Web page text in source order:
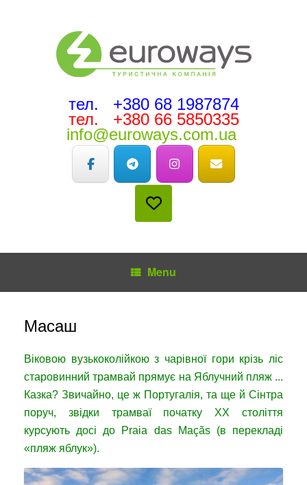
тел. +380 68 1987874
тел. +380 66 5850335
info@euroways.com.ua
Menu
Масаш
Віковою вузькоколійкою з чарівної гори крізь ліс
старовинний трамвай прямує на Яблучний пляж ...
Казка? Звичайно, це ж Португалія, та ще й Сінтра
поруч, звідки трамваї початку XX століття
курсують досі до Praia das Maçãs (в перекладі
«пляж яблук»).